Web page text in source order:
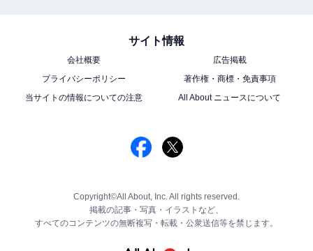
サイト情報
会社概要
広告掲載
プライバシーポリシー
著作権・商標・免責事項
当サイトの情報についての注意
All About ニュースについて
Copyright©All About, Inc. All rights reserved.
掲載の記事・写真・イラストなど、
すべてのコンテンツの無断複写・転載・公衆送信等を禁じます。